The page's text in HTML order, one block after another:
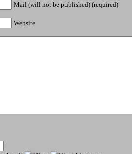
Mail (will not be published) (required)
Website